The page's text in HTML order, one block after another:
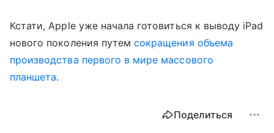
Кстати, Apple уже начала готовиться к выводу iPad
нового поколения путемсокращения объема
производства первого в мире массового
планшета.
Поделиться